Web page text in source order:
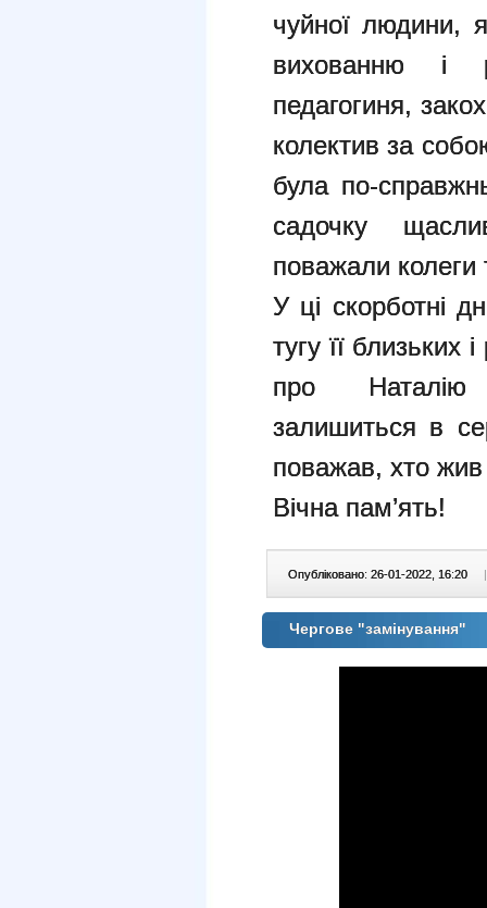
чуйної людини,
вихованню і
педагогиня,
колектив за
була по-
садочку
поважали колеги
У ці скорботні
тугу її близьких
про Наталію
залишиться в
поважав, хто
Вічна пам’ять!
Опубліковано: 26-01-2022, 16:20 |
Чергове "замінування"